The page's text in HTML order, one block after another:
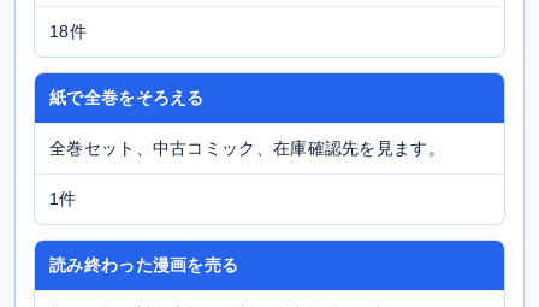
18件
紙で全巻をそろえる
全巻セット、中古コミック、在庫確認先を見ます。
1件
読み終わった漫画を売る